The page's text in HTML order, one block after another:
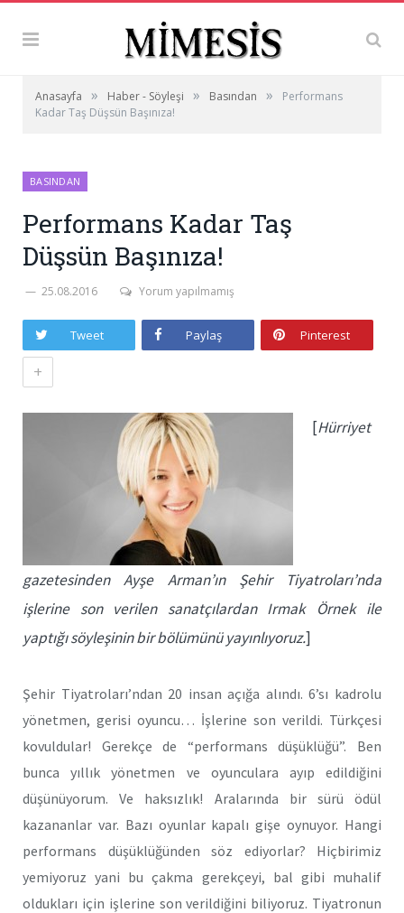
Anasayfa » Haber - Söyleşi » Basından »
Performans
Kadar Taş Düşsün Başınıza!
BASINDAN
Performans Kadar Taş
Düşsün Başınıza!
25.08.2016 Yorum yapılmamış
Tweet Paylaş Pinterest
+
[Hürriyet
gazetesinden Ayşe Arman’ın Şehir Tiyatroları’nda
işlerine son verilen sanatçılardan Irmak Örnek ile
yaptığı söyleşinin bir bölümünü yayınlıyoruz.]
Şehir Tiyatroları’ndan 20 insan açığa alındı. 6’sı kadrolu
yönetmen, gerisi oyuncu… İşlerine son verildi. Türkçesi
kovuldular! Gerekçe de “performans düşüklüğü”. Ben
bunca yıllık yönetmen ve oyunculara ayıp edildiğini
düşünüyorum. Ve haksızlık! Aralarında bir sürü ödül
kazananlar var. Bazı oyunlar kapalı gişe oynuyor. Hangi
performans düşüklüğünden söz ediyorlar? Hiçbirimiz
yemiyoruz yani bu çakma gerekçeyi, bal gibi muhalif
oldukları için işlerine son verildiğini biliyoruz. Tiyatronun